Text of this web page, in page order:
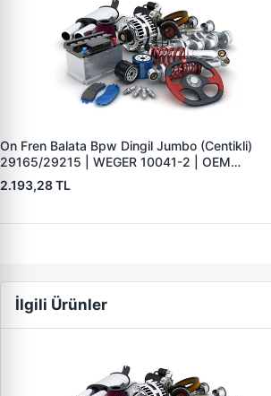
On Fren Balata Bpw Dingil Jumbo (Centikli)
29165/29215 | WEGER 10041-2 | OEM
0509290050 0980102750 0980102930
2.193,28 TL
İlgili Ürünler